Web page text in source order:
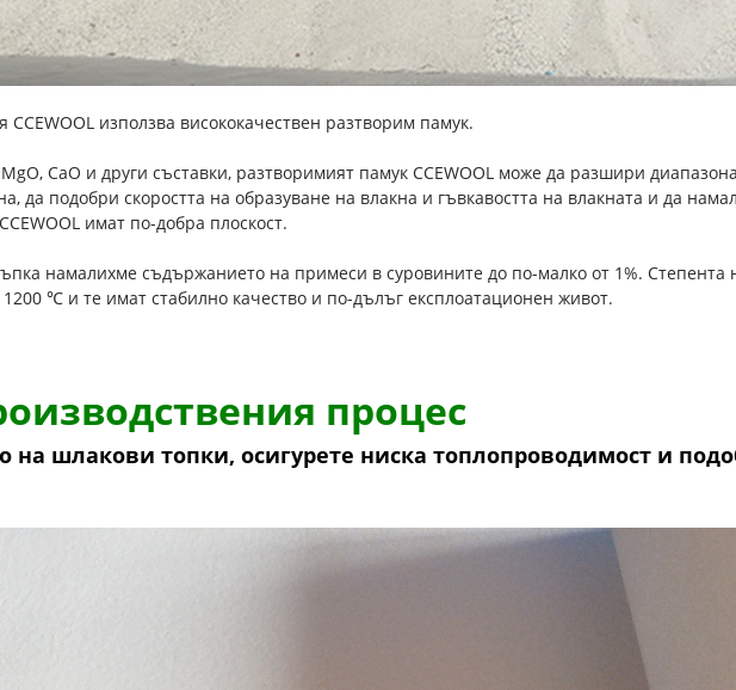
CCEWOOL използва висококачествен разтворим памук.
CaO и други съставки, разтворимият памук CCEWOOL може да разшири
да подобри скоростта на образуване на влакна и гъвкавостта на влакната и да
имат по-добра плоскост.
намалихме съдържанието на примеси в суровините до по-малко от 1%.
1200 ℃ и те имат стабилно качество и по-дълъг експлоатационен живот.
процес
шлакови топки, осигурете ниска топлопроводимост и